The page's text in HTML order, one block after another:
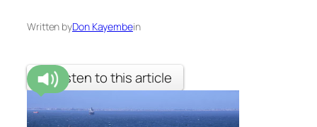
Written byDon Kayembein
Listen to this article